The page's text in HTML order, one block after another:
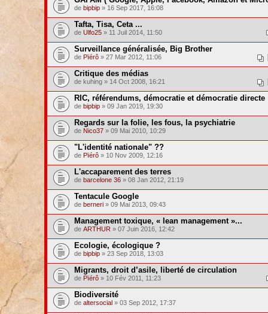
de bipbip» 16 Sep 2017, 16:08
Tafta, Tisa, Ceta ...
de Ulfo25» 11 Juil 2014, 11:50
Surveillance généralisée, Big Brother
de Pïérô» 27 Mar 2012, 11:06
Critique des médias
de kuhing » 14 Oct 2008, 16:21
RIC, référendums, démocratie et démocratie directe
de bipbip» 09 Jan 2019, 19:30
Regards sur la folie, les fous, la psychiatrie
de Nico37» 09 Mai 2010, 10:29
"L'identité nationale" ??
de Pïérô» 10 Nov 2009, 12:16
L'accaparement des terres
de barcelone 36» 08 Jan 2012, 21:19
Tentacule Google
de berneri» 09 Mai 2013, 09:43
Management toxique, « lean management »...
de ARTHUR » 07 Juin 2016, 12:42
Ecologie, écologique ?
de bipbip» 23 Sep 2018, 13:03
Migrants, droit d’asile, liberté de circulation
de Pïérô» 10 Fév 2011, 11:23
Biodiversité
de altersocial» 03 Sep 2012, 17:37